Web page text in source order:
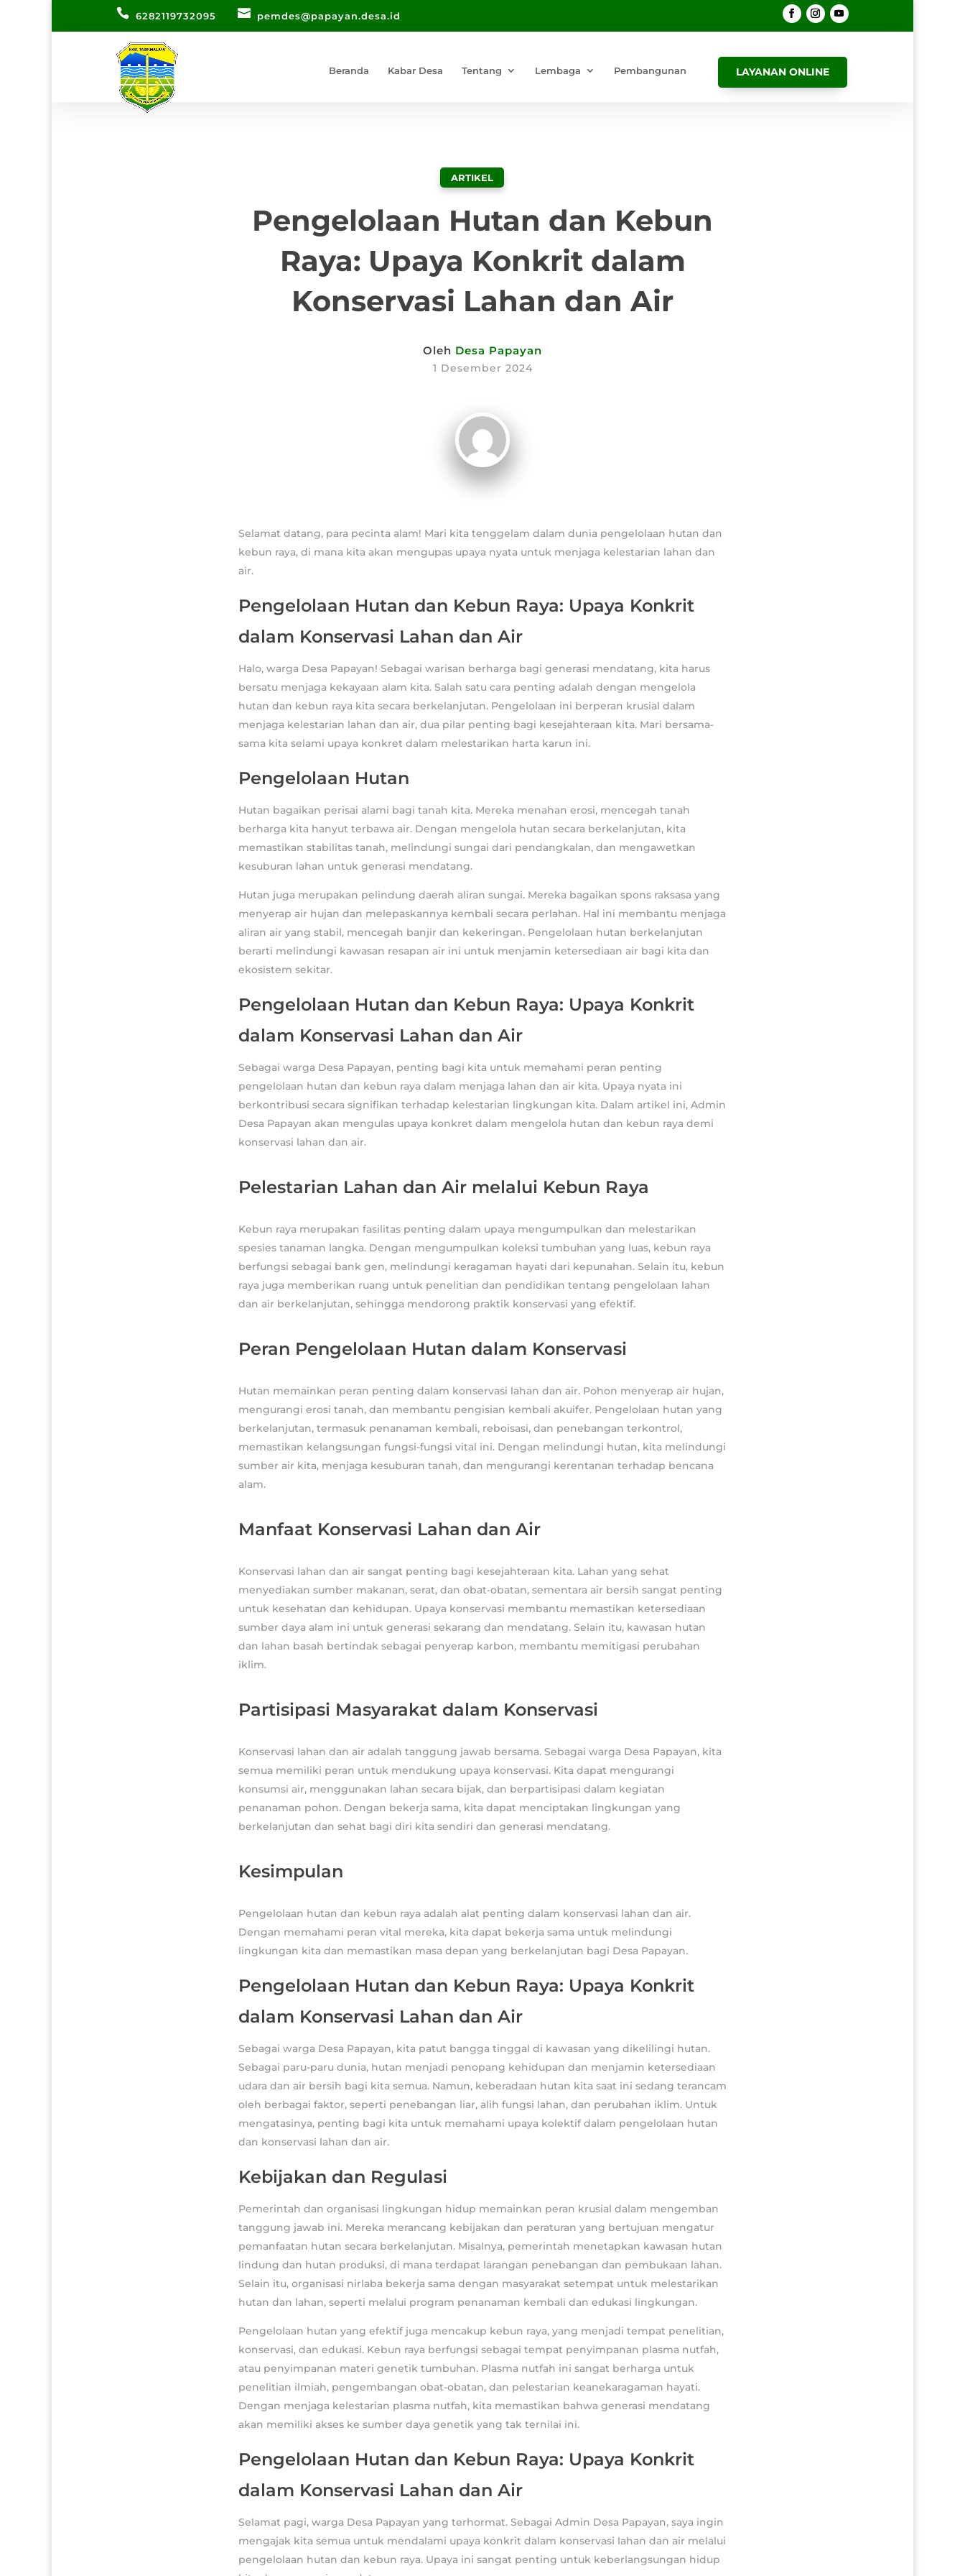
6282119732095 pemdes@papayan.desa.id
Beranda Kabar Desa Tentang Lembaga Pembangunan LAYANAN ONLINE
ARTIKEL
Pengelolaan Hutan dan Kebun
Raya: Upaya Konkrit dalam
Konservasi Lahan dan Air
Oleh Desa Papayan
1 Desember 2024
Selamat datang, para pecinta alam! Mari kita tenggelam dalam dunia pengelolaan hutan dan
kebun raya, di mana kita akan mengupas upaya nyata untuk menjaga kelestarian lahan dan
air.
Pengelolaan Hutan dan Kebun Raya: Upaya Konkrit
dalam Konservasi Lahan dan Air
Halo, warga Desa Papayan! Sebagai warisan berharga bagi generasi mendatang, kita harus
bersatu menjaga kekayaan alam kita. Salah satu cara penting adalah dengan mengelola
hutan dan kebun raya kita secara berkelanjutan. Pengelolaan ini berperan krusial dalam
menjaga kelestarian lahan dan air, dua pilar penting bagi kesejahteraan kita. Mari bersama-
sama kita selami upaya konkret dalam melestarikan harta karun ini.
Pengelolaan Hutan
Hutan bagaikan perisai alami bagi tanah kita. Mereka menahan erosi, mencegah tanah
berharga kita hanyut terbawa air. Dengan mengelola hutan secara berkelanjutan, kita
memastikan stabilitas tanah, melindungi sungai dari pendangkalan, dan mengawetkan
kesuburan lahan untuk generasi mendatang.
Hutan juga merupakan pelindung daerah aliran sungai. Mereka bagaikan spons raksasa yang
menyerap air hujan dan melepaskannya kembali secara perlahan. Hal ini membantu menjaga
aliran air yang stabil, mencegah banjir dan kekeringan. Pengelolaan hutan berkelanjutan
berarti melindungi kawasan resapan air ini untuk menjamin ketersediaan air bagi kita dan
ekosistem sekitar.
Pengelolaan Hutan dan Kebun Raya: Upaya Konkrit
dalam Konservasi Lahan dan Air
Sebagai warga Desa Papayan, penting bagi kita untuk memahami peran penting
pengelolaan hutan dan kebun raya dalam menjaga lahan dan air kita. Upaya nyata ini
berkontribusi secara signifikan terhadap kelestarian lingkungan kita. Dalam artikel ini, Admin
Desa Papayan akan mengulas upaya konkret dalam mengelola hutan dan kebun raya demi
konservasi lahan dan air.
Pelestarian Lahan dan Air melalui Kebun Raya
Kebun raya merupakan fasilitas penting dalam upaya mengumpulkan dan melestarikan
spesies tanaman langka. Dengan mengumpulkan koleksi tumbuhan yang luas, kebun raya
berfungsi sebagai bank gen, melindungi keragaman hayati dari kepunahan. Selain itu, kebun
raya juga memberikan ruang untuk penelitian dan pendidikan tentang pengelolaan lahan
dan air berkelanjutan, sehingga mendorong praktik konservasi yang efektif.
Peran Pengelolaan Hutan dalam Konservasi
Hutan memainkan peran penting dalam konservasi lahan dan air. Pohon menyerap air hujan,
mengurangi erosi tanah, dan membantu pengisian kembali akuifer. Pengelolaan hutan yang
berkelanjutan, termasuk penanaman kembali, reboisasi, dan penebangan terkontrol,
memastikan kelangsungan fungsi-fungsi vital ini. Dengan melindungi hutan, kita melindungi
sumber air kita, menjaga kesuburan tanah, dan mengurangi kerentanan terhadap bencana
alam.
Manfaat Konservasi Lahan dan Air
Konservasi lahan dan air sangat penting bagi kesejahteraan kita. Lahan yang sehat
menyediakan sumber makanan, serat, dan obat-obatan, sementara air bersih sangat penting
untuk kesehatan dan kehidupan. Upaya konservasi membantu memastikan ketersediaan
sumber daya alam ini untuk generasi sekarang dan mendatang. Selain itu, kawasan hutan
dan lahan basah bertindak sebagai penyerap karbon, membantu memitigasi perubahan
iklim.
Partisipasi Masyarakat dalam Konservasi
Konservasi lahan dan air adalah tanggung jawab bersama. Sebagai warga Desa Papayan, kita
semua memiliki peran untuk mendukung upaya konservasi. Kita dapat mengurangi
konsumsi air, menggunakan lahan secara bijak, dan berpartisipasi dalam kegiatan
penanaman pohon. Dengan bekerja sama, kita dapat menciptakan lingkungan yang
berkelanjutan dan sehat bagi diri kita sendiri dan generasi mendatang.
Kesimpulan
Pengelolaan hutan dan kebun raya adalah alat penting dalam konservasi lahan dan air.
Dengan memahami peran vital mereka, kita dapat bekerja sama untuk melindungi
lingkungan kita dan memastikan masa depan yang berkelanjutan bagi Desa Papayan.
Pengelolaan Hutan dan Kebun Raya: Upaya Konkrit
dalam Konservasi Lahan dan Air
Sebagai warga Desa Papayan, kita patut bangga tinggal di kawasan yang dikelilingi hutan.
Sebagai paru-paru dunia, hutan menjadi penopang kehidupan dan menjamin ketersediaan
udara dan air bersih bagi kita semua. Namun, keberadaan hutan kita saat ini sedang terancam
oleh berbagai faktor, seperti penebangan liar, alih fungsi lahan, dan perubahan iklim. Untuk
mengatasinya, penting bagi kita untuk memahami upaya kolektif dalam pengelolaan hutan
dan konservasi lahan dan air.
Kebijakan dan Regulasi
Pemerintah dan organisasi lingkungan hidup memainkan peran krusial dalam mengemban
tanggung jawab ini. Mereka merancang kebijakan dan peraturan yang bertujuan mengatur
pemanfaatan hutan secara berkelanjutan. Misalnya, pemerintah menetapkan kawasan hutan
lindung dan hutan produksi, di mana terdapat larangan penebangan dan pembukaan lahan.
Selain itu, organisasi nirlaba bekerja sama dengan masyarakat setempat untuk melestarikan
hutan dan lahan, seperti melalui program penanaman kembali dan edukasi lingkungan.
Pengelolaan hutan yang efektif juga mencakup kebun raya, yang menjadi tempat penelitian,
konservasi, dan edukasi. Kebun raya berfungsi sebagai tempat penyimpanan plasma nutfah,
atau penyimpanan materi genetik tumbuhan. Plasma nutfah ini sangat berharga untuk
penelitian ilmiah, pengembangan obat-obatan, dan pelestarian keanekaragaman hayati.
Dengan menjaga kelestarian plasma nutfah, kita memastikan bahwa generasi mendatang
akan memiliki akses ke sumber daya genetik yang tak ternilai ini.
Pengelolaan Hutan dan Kebun Raya: Upaya Konkrit
dalam Konservasi Lahan dan Air
Selamat pagi, warga Desa Papayan yang terhormat. Sebagai Admin Desa Papayan, saya ingin
mengajak kita semua untuk mendalami upaya konkrit dalam konservasi lahan dan air melalui
pengelolaan hutan dan kebun raya. Upaya ini sangat penting untuk keberlangsungan hidup